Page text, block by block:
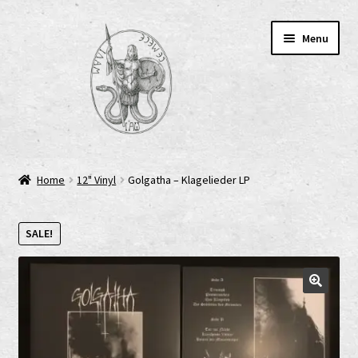
Menu
Cart
Cookie-Richtlinie (EU)
Home 12" Vinyl Golgatha – Klagelieder LP
SALE!